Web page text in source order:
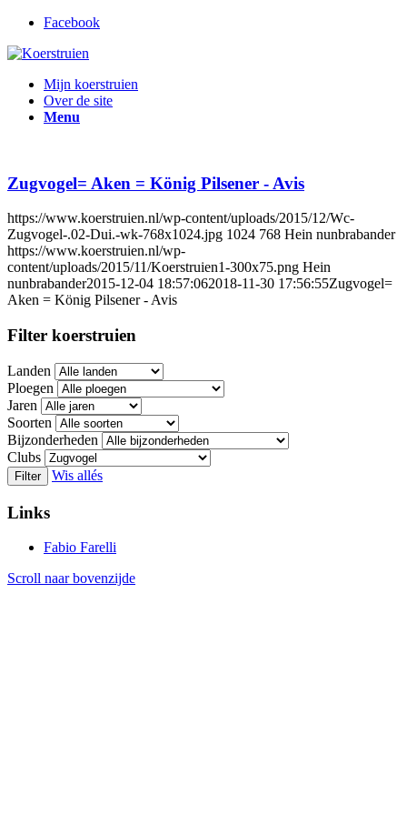
Facebook
Mijn koerstruien
Over de site
Menu
Zugvogel= Aken = König Pilsener - Avis
https://www.koerstruien.nl/wp-content/uploads/2015/12/Wc-
Zugvogel-.02-Dui.-wk-768x1024.jpg 1024 768 Hein nunbrabander
https://www.koerstruien.nl/wp-
content/uploads/2015/11/Koerstruien1-300x75.png Hein
nunbrabander2015-12-04 18:57:062018-11-30 17:56:55Zugvogel=
Aken = König Pilsener - Avis
Filter koerstruien
Landen
Ploegen
Jaren
Soorten
Bijzonderheden
Clubs
Filter Wis allés
Links
Fabio Farelli
Scroll naar bovenzijde